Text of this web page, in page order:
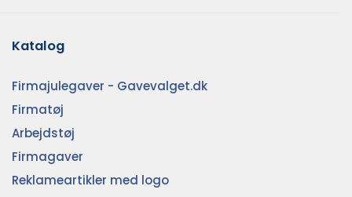
Katalog
Firmajulegaver - Gavevalget.dk
Firmatøj
Arbejdstøj
Firmagaver
Reklameartikler med logo